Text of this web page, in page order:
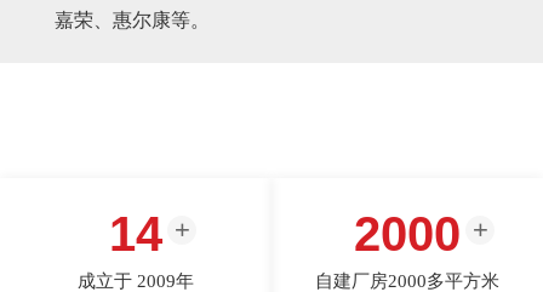
嘉荣、惠尔康等。
14
成立于 2009年
2000
自建厂房2000多平方米